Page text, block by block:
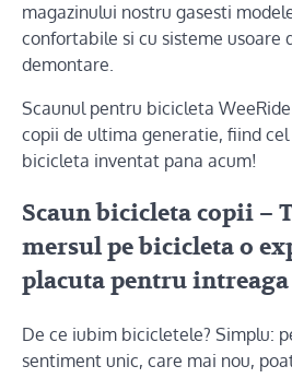
magazinului nostru gasesti
confortabile si cu sisteme usoare
demontare.
Scaunul pentru bicicleta
copii de ultima generatie, fiind
bicicleta inventat pana acum!
Scaun bicicleta copii –
mersul pe bicicleta o
placuta pentru
De ce iubim bicicletele? Simplu:
sentiment unic, care mai nou,